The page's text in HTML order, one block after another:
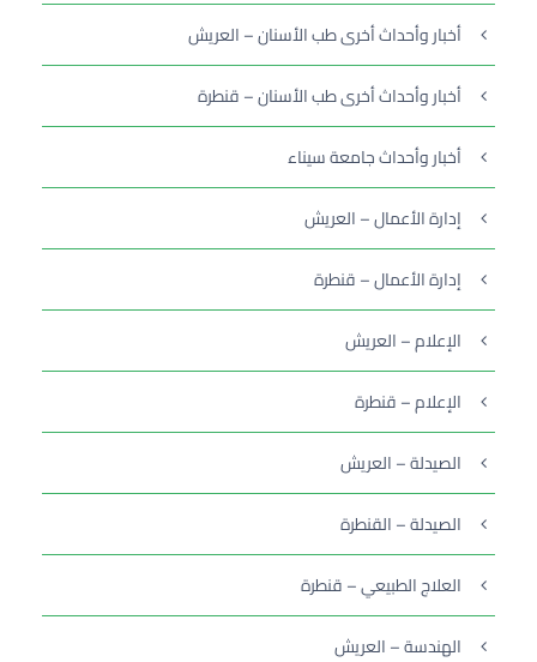
أخبار وأحداث أخرى طب الأسنان – العريش
أخبار وأحداث أخرى طب الأسنان – قنطرة
أخبار وأحداث جامعة سيناء
إدارة الأعمال – العريش
إدارة الأعمال – قنطرة
الإعلام – العريش
الإعلام – قنطرة
الصيدلة – العريش
الصيدلة – القنطرة
العلاج الطبيعي – قنطرة
الهندسة – العريش